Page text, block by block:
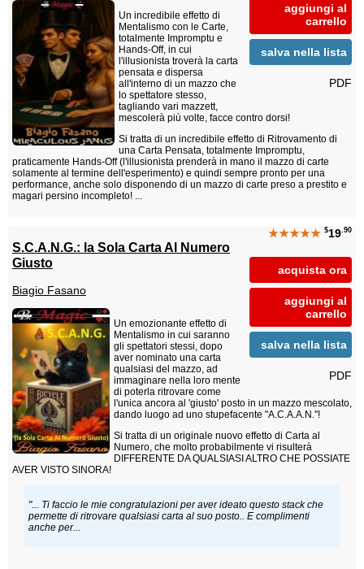
aggiungi al
carrello
salva nella lista
PDF
Un incredibile effetto di
Mentalismo con le Carte,
totalmente Impromptu e
Hands-Off, in cui
l'illusionista troverà la carta
pensata e dispersa
all'interno di un mazzo che
lo spettatore stesso,
tagliando vari mazzett,
mescolerà più volte, facce contro dorsi!
Si tratta di un incredibile effetto di Ritrovamento di
una Carta Pensata, totalmente Impromptu,
praticamente Hands-Off (l'illusionista prenderà in mano il mazzo di carte
solamente al termine dell'esperimento) e quindi sempre pronto per una
performance, anche solo disponendo di un mazzo di carte preso a prestito e
magari persino incompleto! ...
★★★★★ $19.90
acquista ora
aggiungi al
carrello
salva nella lista
PDF
S.C.A.N.G.: la Sola Carta Al Numero
Giusto
Biagio Fasano
Un emozionante effetto di
Mentalismo in cui saranno
gli spettatori stessi, dopo
aver nominato una carta
qualsiasi del mazzo, ad
immaginare nella loro mente
di poterla ritrovare come
l'unica ancora al 'giusto' posto in un mazzo mescolato,
dando luogo ad uno stupefacente "A.C.A.A.N."!
Si tratta di un originale nuovo effetto di Carta al
Numero, che molto probabilmente vi risulterà
DIFFERENTE DA QUALSIASI ALTRO CHE POSSIATE
AVER VISTO SINORA!
"... Ti faccio le mie congratulazioni per aver ideato questo stack che
permette di ritrovare qualsiasi carta al suo posto.. E complimenti
anche per...